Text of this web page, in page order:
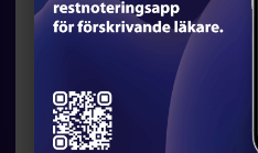
Orsak till restsituation
Företaget har inte godkänt att
angivna orsaken.